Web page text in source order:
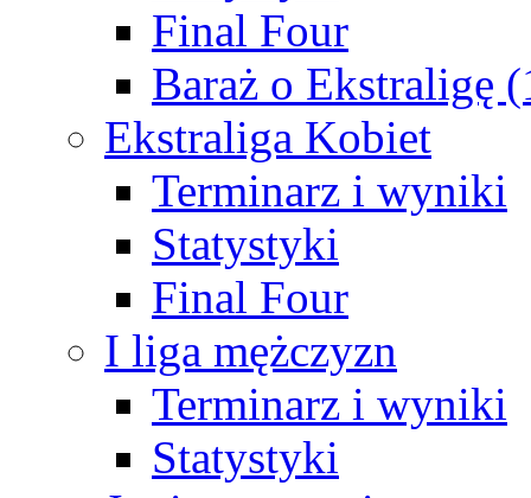
Final Four
Baraż o Ekstraligę
Ekstraliga Kobiet
Terminarz i wyniki
Statystyki
Final Four
I liga mężczyzn
Terminarz i wyniki
Statystyki